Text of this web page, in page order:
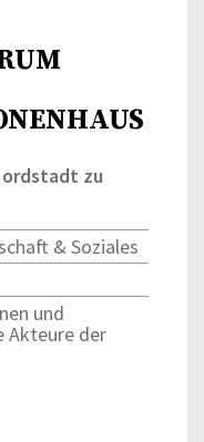
zu
& Soziales
und
Akteure der